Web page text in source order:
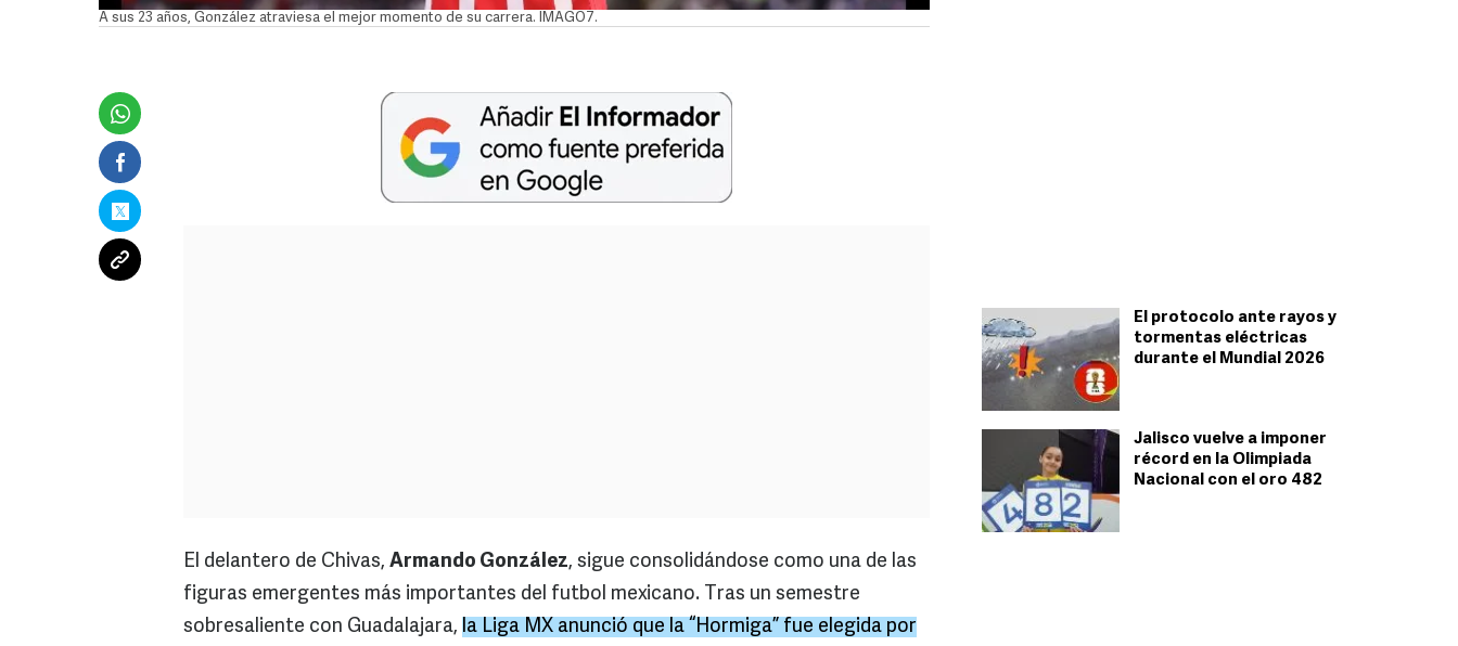
El protocolo ante rayos y
tormentas eléctricas
durante el Mundial 2026
Jalisco vuelve a imponer
récord en la Olimpiada
Nacional con el oro 482
A sus 23 años, González atraviesa el mejor momento de su carrera. IMAGO7.
El delantero de Chivas, Armando González, sigue consolidándose como una de las
figuras emergentes más importantes del futbol mexicano. Tras un semestre
sobresaliente con Guadalajara, la Liga MX anunció que la “Hormiga” fue elegida por